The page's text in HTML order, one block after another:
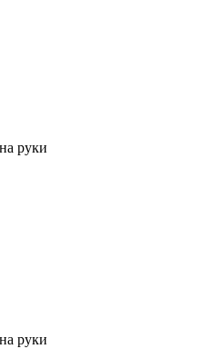
на руки
на руки